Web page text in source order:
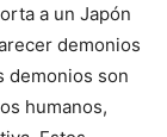
a un Japón
demonios
demonios son
humanos,